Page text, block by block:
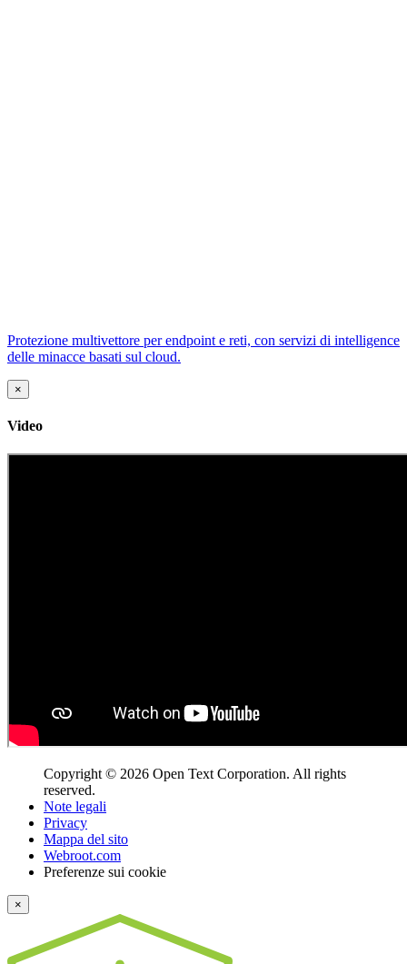
Protezione multivettore per endpoint e reti, con servizi di intelligence
delle minacce basati sul cloud.
×
Video
Copyright © 2026 Open Text Corporation. All rights
reserved.
Note legali
Privacy
Mappa del sito
Webroot.com
Preferenze sui cookie
×